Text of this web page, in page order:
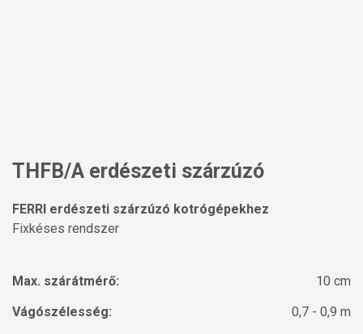
THFB/A erdészeti szárzúzó
FERRI erdészeti szárzúzó kotrógépekhez
Fixkéses rendszer
Max. szárátmérő:
10 cm
Vágószélesség:
0,7 - 0,9 m